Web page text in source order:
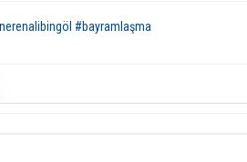
#bayramlaşma